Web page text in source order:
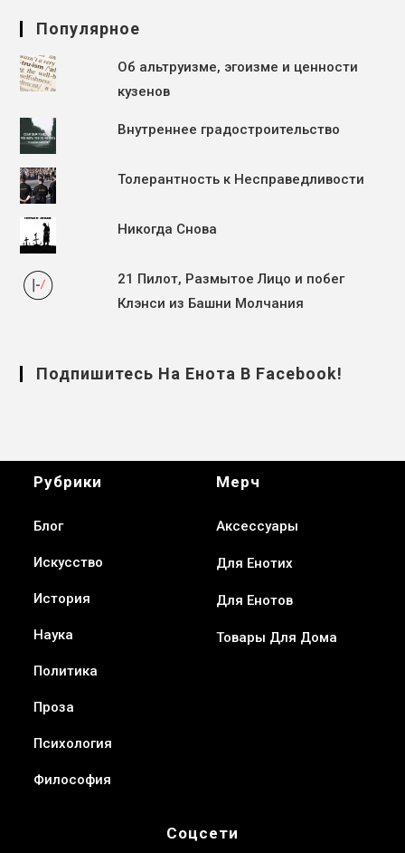
Популярное
Об альтруизме, эгоизме и ценности
кузенов
Внутреннее градостроительство
Толерантность к Несправедливости
Никогда Снова
21 Пилот, Размытое Лицо и побег
Клэнси из Башни Молчания
Подпишитесь На Енота В Facebook!
Рубрики
Блог
Искусство
История
Наука
Политика
Проза
Психология
Философия
Мерч
Аксессуары
Для Енотих
Для Енотов
Товары Для Дома
Соцсети